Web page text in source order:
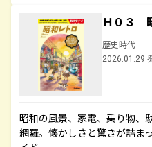
Ｈ０３
歴史時代
2026.01.29
昭和の風景、家電、乗り物、
網羅。懐かしさと驚きが詰ま